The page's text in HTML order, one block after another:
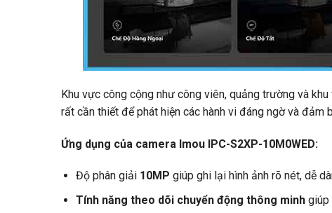
Khu vực công cộng như công viên, quảng trường và
rất cần thiết để phát hiện các hành vi đáng ngờ và đảm
Ứng dụng của camera Imou IPC-S2XP-10M0WED:
Độ phân giải 10MP giúp ghi lại hình ảnh rõ nét, dễ
Tính năng theo dõi chuyển động thông minhgiúp